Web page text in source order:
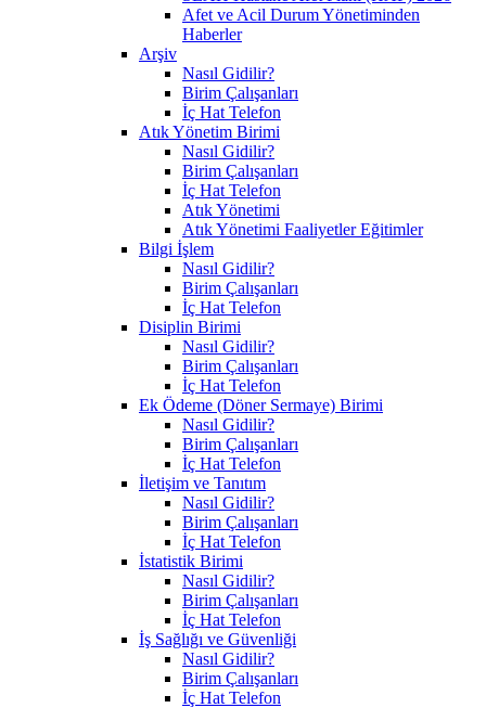
Afet ve Acil Durum Yönetiminden
Haberler
Arşiv
Nasıl Gidilir?
Birim Çalışanları
İç Hat Telefon
Atık Yönetim Birimi
Nasıl Gidilir?
Birim Çalışanları
İç Hat Telefon
Atık Yönetimi
Atık Yönetimi Faaliyetler Eğitimler
Bilgi İşlem
Nasıl Gidilir?
Birim Çalışanları
İç Hat Telefon
Disiplin Birimi
Nasıl Gidilir?
Birim Çalışanları
İç Hat Telefon
Ek Ödeme (Döner Sermaye) Birimi
Nasıl Gidilir?
Birim Çalışanları
İç Hat Telefon
İletişim ve Tanıtım
Nasıl Gidilir?
Birim Çalışanları
İç Hat Telefon
İstatistik Birimi
Nasıl Gidilir?
Birim Çalışanları
İç Hat Telefon
İş Sağlığı ve Güvenliği
Nasıl Gidilir?
Birim Çalışanları
İç Hat Telefon